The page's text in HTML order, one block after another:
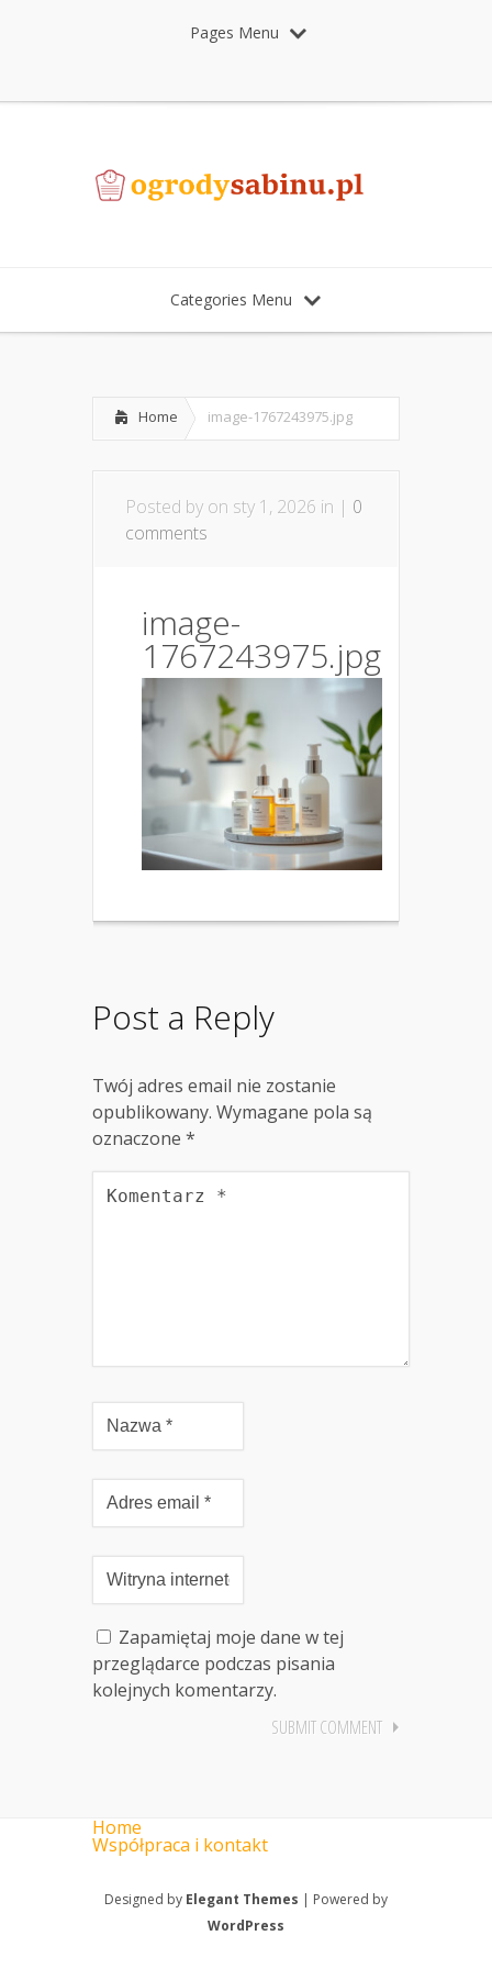
Pages Menu
Categories Menu
Home image-1767243975.jpg
Posted by on sty 1, 2026 in | 0
comments
image-
1767243975.jpg
Post a Reply
Twój adres email nie zostanie
opublikowany. Wymagane pola są
oznaczone *
Zapamiętaj moje dane w tej
przeglądarce podczas pisania
kolejnych komentarzy.
Home
Współpraca i kontakt
Designed by Elegant Themes | Powered by
WordPress